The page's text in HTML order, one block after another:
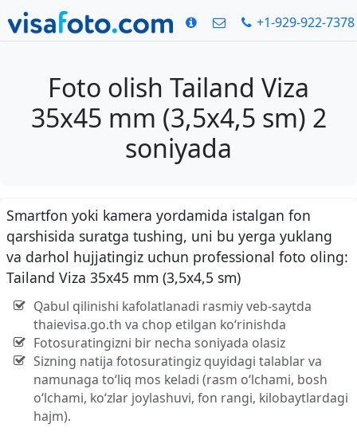
+1-929-922-7378
Foto olish Tailand Viza
35x45 mm (3,5x4,5 sm) 2
soniyada
Smartfon yoki kamera yordamida istalgan fon
qarshisida suratga tushing, uni bu yerga yuklang
va darhol hujjatingiz uchun professional foto oling:
Tailand Viza 35x45 mm (3,5x4,5 sm)
Qabul qilinishi kafolatlanadi rasmiy veb-saytda
thaievisa.go.th va chop etilgan ko‘rinishda
Fotosuratingizni bir necha soniyada olasiz
Sizning natija fotosuratingiz quyidagi talablar va
namunaga to‘liq mos keladi (rasm o‘lchami, bosh
o‘lchami, ko‘zlar joylashuvi, fon rangi, kilobaytlardagi
hajm).